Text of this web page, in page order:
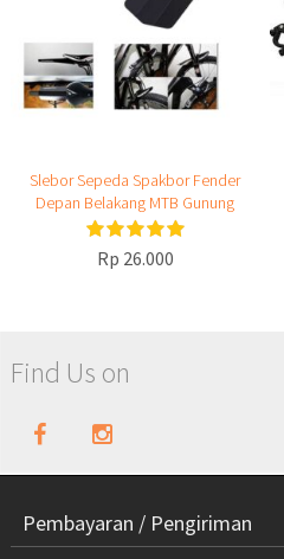
Slebor Sepeda Spakbor Fender
Depan Belakang MTB Gunung
Rp 26.000
Find Us on
Pembayaran / Pengiriman